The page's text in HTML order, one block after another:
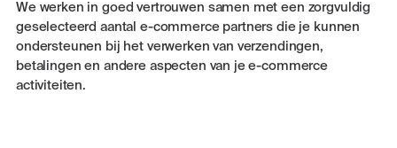
We werken in goed vertrouwen samen met een zorgvuldig
geselecteerd aantal e-commerce partners die je kunnen
ondersteunen bij het verwerken van verzendingen,
betalingen en andere aspecten van je e-commerce
activiteiten.